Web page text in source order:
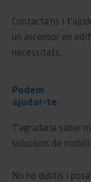
Contacta’ns i
un ascensor en
necessitats.
Podem
ajudar-te
T’agradaria
solucions de
No ho dubtis i